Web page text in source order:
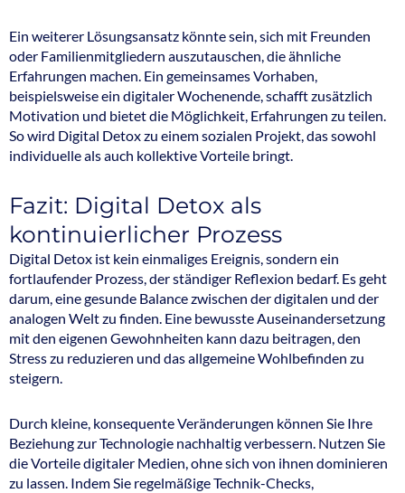
Ein weiterer Lösungsansatz könnte sein, sich mit Freunden
oder Familienmitgliedern auszutauschen, die ähnliche
Erfahrungen machen. Ein gemeinsames Vorhaben,
beispielsweise ein digitaler Wochenende, schafft zusätzlich
Motivation und bietet die Möglichkeit, Erfahrungen zu teilen.
So wird Digital Detox zu einem sozialen Projekt, das sowohl
individuelle als auch kollektive Vorteile bringt.
Fazit: Digital Detox als
kontinuierlicher Prozess
Digital Detox ist kein einmaliges Ereignis, sondern ein
fortlaufender Prozess, der ständiger Reflexion bedarf. Es geht
darum, eine gesunde Balance zwischen der digitalen und der
analogen Welt zu finden. Eine bewusste Auseinandersetzung
mit den eigenen Gewohnheiten kann dazu beitragen, den
Stress zu reduzieren und das allgemeine Wohlbefinden zu
steigern.
Durch kleine, konsequente Veränderungen können Sie Ihre
Beziehung zur Technologie nachhaltig verbessern. Nutzen Sie
die Vorteile digitaler Medien, ohne sich von ihnen dominieren
zu lassen. Indem Sie regelmäßige Technik-Checks,